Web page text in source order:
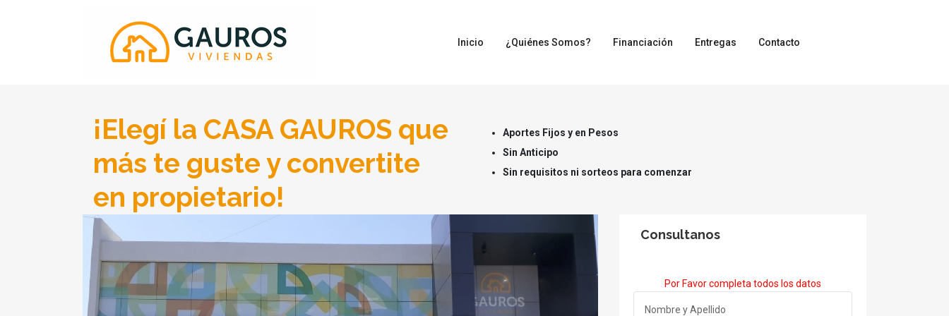
Gauros
Inicio ¿Quiénes Somos? Financiación Entregas Contacto
¡Elegí la CASA GAUROS que
más te guste y convertite
en propietario!
Aportes Fijos y en Pesos
Sin Anticipo
Sin requisitos ni sorteos para comenzar
Consultanos
Por Favor completa todos los datos